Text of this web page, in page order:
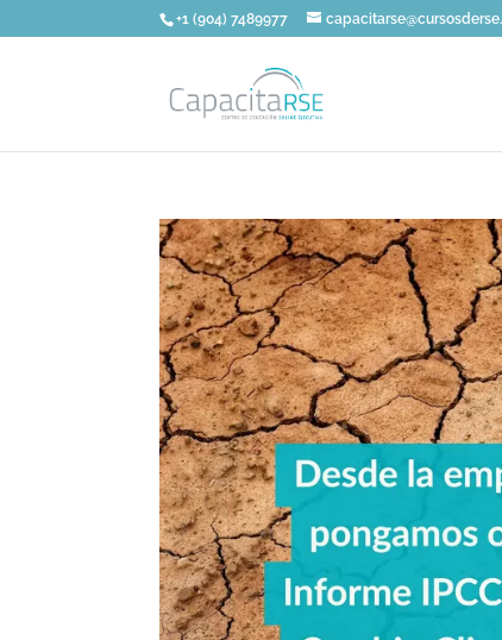
+1 (904) 7489977